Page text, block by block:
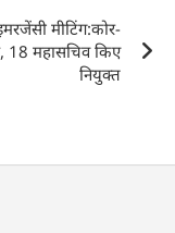
मीटिंग:कोर-
18 महासचिव किए
नियुक्त